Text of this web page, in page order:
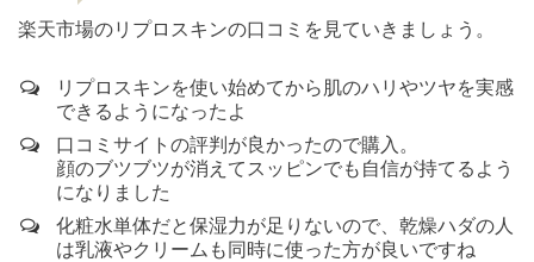
楽天市場のリプロスキンの口コミを見ていきましょう。
リプロスキンを使い始めてから肌のハリやツヤを実感
できるようになったよ
口コミサイトの評判が良かったので購入。
顔のブツブツが消えてスッピンでも自信が持てるよう
になりました
化粧水単体だと保湿力が足りないので、乾燥ハダの人
は乳液やクリームも同時に使った方が良いですね